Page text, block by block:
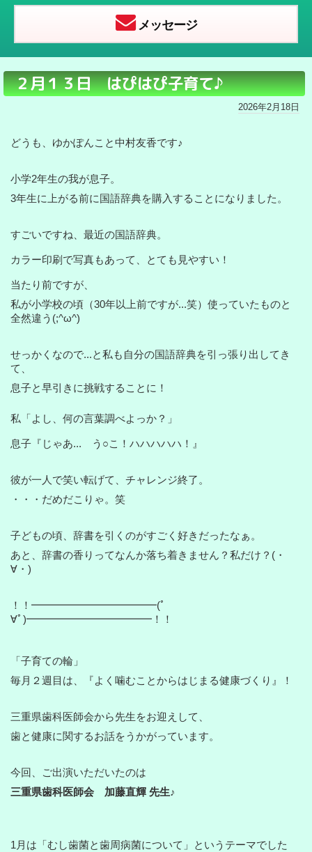
メッセージ
２月１３日 はぴはぴ子育て♪
2026年2月18日
どうも、ゆかぽんこと中村友香です♪
小学2年生の我が息子。
3年生に上がる前に国語辞典を購入することになりました。
すごいですね、最近の国語辞典。
カラー印刷で写真もあって、とても見やすい！
当たり前ですが、
私が小学校の頃（30年以上前ですが...笑）使っていたものと
全然違う(;^ω^)
せっかくなので...と私も自分の国語辞典を引っ張り出してき
て、
息子と早引きに挑戦することに！
私「よし、何の言葉調べよっか？」
息子『じゃあ... う○こ！ハハハハハ！』
彼が一人で笑い転げて、チャレンジ終了。
・・・だめだこりゃ。笑
子どもの頃、辞書を引くのがすごく好きだったなぁ。
あと、辞書の香りってなんか落ち着きません？私だけ？(・
∀・)
！！━━━━━━━━━━━━(ﾟ
∀ﾟ)━━━━━━━━━━━━！！
「子育ての輪」
毎月２週目は、『よく噛むことからはじまる健康づくり』！
三重県歯科医師会から先生をお迎えして、
歯と健康に関するお話をうかがっています。
今回、ご出演いただいたのは
三重県歯科医師会 加藤直輝 先生♪
1月は「むし歯菌と歯周病菌について」というテーマでした